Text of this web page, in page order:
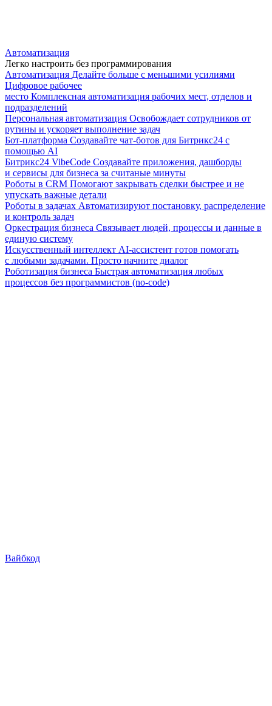
Автоматизация
Легко настроить без программирования
Автоматизация Делайте больше с меньшими усилиями
Цифровое рабочее
место Комплексная автоматизация рабочих мест, отделов и
подразделений
Персональная автоматизация Освобождает сотрудников от
рутины и ускоряет выполнение задач
Бот-платформа Создавайте чат-ботов для Битрикс24 с
помощью AI
Битрикс24 VibeCode Создавайте приложения, дашборды
и сервисы для бизнеса за считаные минуты
Роботы в CRM Помогают закрывать сделки быстрее и не
упускать важные детали
Роботы в задачах Автоматизируют постановку, распределение
и контроль задач
Оркестрация бизнеса Связывает людей, процессы и данные в
единую систему
Искусственный интеллект AI-ассистент готов помогать
с любыми задачами. Просто начните диалог
Роботизация бизнеса Быстрая автоматизация любых
процессов без программистов (no-code)
Вайбкод